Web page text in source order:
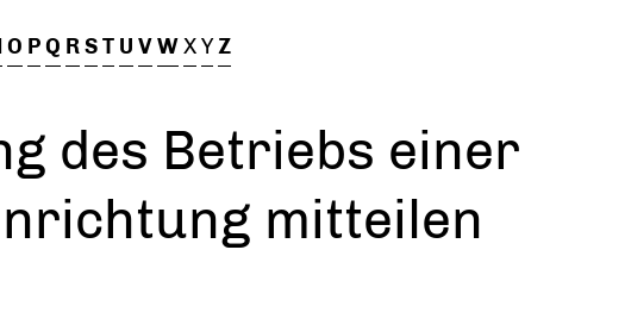
O PQ RST U VWXYZ
des Betriebs einer
mitteilen